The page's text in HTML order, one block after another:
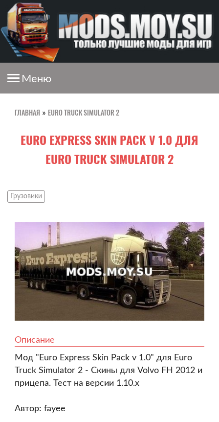
Меню
ГЛАВНАЯ » EURO TRUCK SIMULATOR 2
EURO EXPRESS SKIN PACK V 1.0 ДЛЯ
EURO TRUCK SIMULATOR 2
Грузовики
Описание
Мод "Euro Express Skin Pack v 1.0" для Euro
Truck Simulator 2 - Скины для Volvo FH 2012 и
прицепа. Тест на версии 1.10.x
Автор: fayee